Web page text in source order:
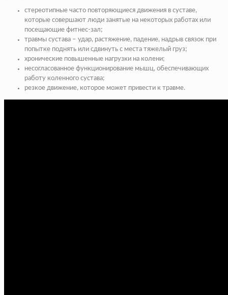
стереотипные часто повторяющиеся движения в суставе,
которые совершают люди занятые на некоторых работах или
посещающие фитнес-зал;
травмы сустава – удар, растяжение, падение, надрыв связок при
попытке поднять или сдвинуть с места тяжелый груз;
хронические повышенные нагрузки на колени;
несогласованное функционирование мышц, обеспечивающих
работу коленного сустава;
резкое движение, которое может привести к травме.